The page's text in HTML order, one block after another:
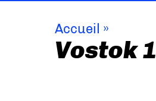
Accueil »
Vostok 1